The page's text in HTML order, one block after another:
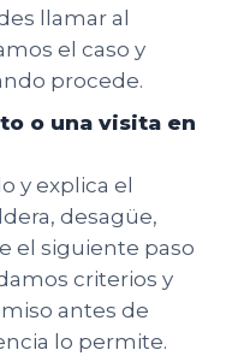
llamar al
el caso y
procede.
o una visita en
y explica el
desagüe,
el siguiente paso
criterios y
antes de
lo permite.